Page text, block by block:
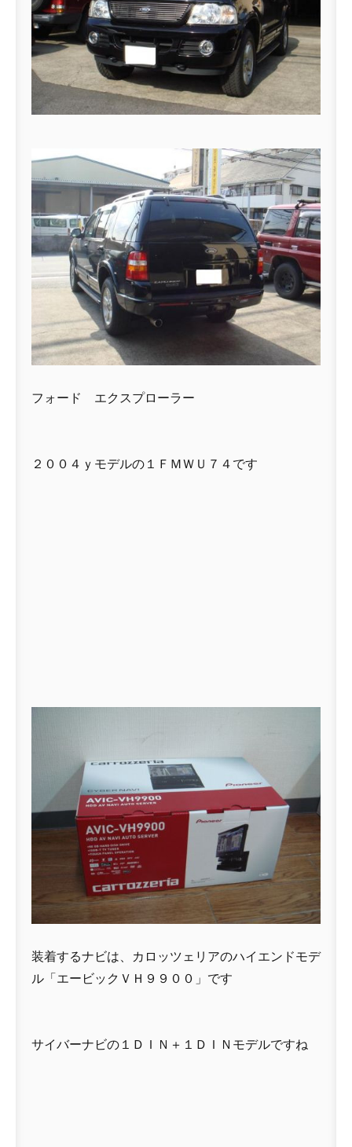
フォード エクスプローラー
２００４ｙモデルの１ＦＭＷＵ７４です
装着するナビは、カロッツェリアのハイエンドモデ
ル「エービックＶＨ９９００」です
サイバーナビの１ＤＩＮ＋１ＤＩＮモデルですね